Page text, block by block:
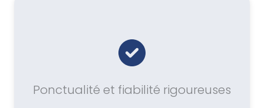
Ponctualité et fiabilité rigoureuses